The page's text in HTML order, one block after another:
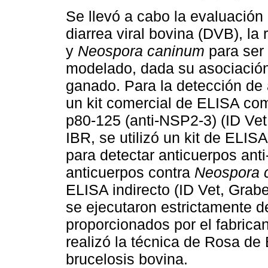
Se llevó a cabo la
diarrea viral bovina (DVB), la
y Neospora caninum para
modelado, dada su
ganado. Para la detección
un kit comercial de ELISA
p80-125 (anti-NSP2-3) (ID
IBR, se utilizó un kit de
para detectar anticuerpos
anticuerpos contra Neospora
ELISA indirecto (ID Vet,
se ejecutaron estrictamente
proporcionados por el
realizó la técnica de Rosa
brucelosis bovina.